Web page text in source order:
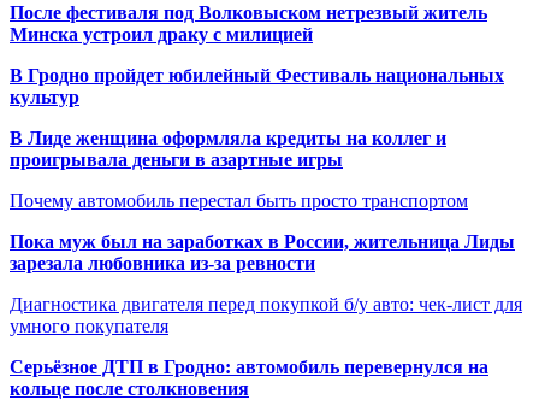
После фестиваля под Волковыском нетрезвый житель
Минска устроил драку с милицией
В Гродно пройдет юбилейный Фестиваль национальных
культур
В Лиде женщина оформляла кредиты на коллег и
проигрывала деньги в азартные игры
Почему автомобиль перестал быть просто транспортом
Пока муж был на заработках в России, жительница Лиды
зарезала любовника из-за ревности
Диагностика двигателя перед покупкой б/у авто: чек-лист для
умного покупателя
Серьёзное ДТП в Гродно: автомобиль перевернулся на
кольце после столкновения